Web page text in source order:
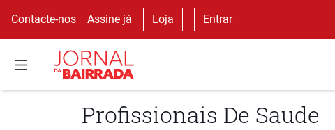
Contacte-nos Assine já Loja Entrar
Profissionais De Saude